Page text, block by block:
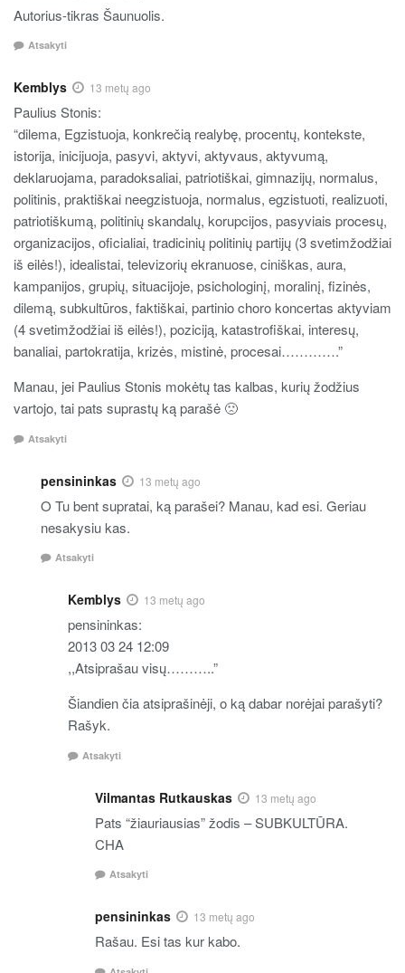
Autorius-tikras Šaunuolis.
Atsakyti
Kemblys 13 metų ago
Paulius Stonis:
“dilema, Egzistuoja, konkrečią realybę, procentų, kontekste,
istorija, inicijuoja, pasyvi, aktyvi, aktyvaus, aktyvumą,
deklaruojama, paradoksaliai, patriotiškai, gimnazijų, normalus,
politinis, praktiškai neegzistuoja, normalus, egzistuoti, realizuoti,
patriotiškumą, politinių skandalų, korupcijos, pasyviais procesų,
organizacijos, oficialiai, tradicinių politinių partijų (3 svetimžodžiai
iš eilės!), idealistai, televizorių ekranuose, ciniškas, aura,
kampanijos, grupių, situacijoje, psichologinį, moralinį, fizinės,
dilemą, subkultūros, faktiškai, partinio choro koncertas aktyviam
(4 svetimžodžiai iš eilės!), poziciją, katastrofiškai, interesų,
banaliai, partokratija, krizės, mistinė, procesai………….”
Manau, jei Paulius Stonis mokėtų tas kalbas, kurių žodžius
vartojo, tai pats suprastų ką parašė 🙁
Atsakyti
pensininkas 13 metų ago
O Tu bent supratai, ką parašei? Manau, kad esi. Geriau
nesakysiu kas.
Atsakyti
Kemblys 13 metų ago
pensininkas:
2013 03 24 12:09
,,Atsiprašau visų………..”
Šiandien čia atsiprašinėji, o ką dabar norėjai parašyti?
Rašyk.
Atsakyti
Vilmantas Rutkauskas 13 metų ago
Pats “žiauriausias” žodis – SUBKULTŪRA.
CHA
Atsakyti
pensininkas 13 metų ago
Rašau. Esi tas kur kabo.